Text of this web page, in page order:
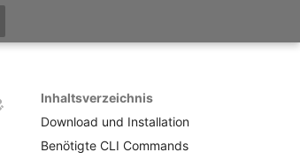
Inhaltsverzeichnis
Download und Installation
Benötigte CLI Commands